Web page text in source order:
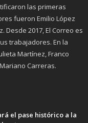
las primeras
fueron Emilio López
Desde 2017, El Correo es
trabajadores. En la
Martínez, Franco
Carreras.
el pase histórico a la